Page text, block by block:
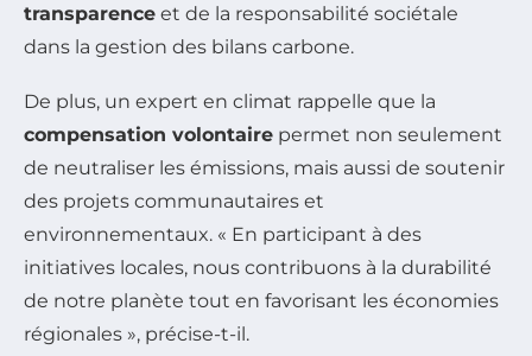
transparence et de la responsabilité sociétale
dans la gestion des bilans carbone.
De plus, un expert en climat rappelle que la
compensation volontaire permet non seulement
de neutraliser les émissions, mais aussi de soutenir
des projets communautaires et
environnementaux. « En participant à des
initiatives locales, nous contribuons à la durabilité
de notre planète tout en favorisant les économies
régionales », précise-t-il.